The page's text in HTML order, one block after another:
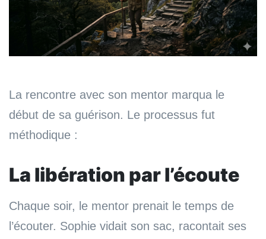
La rencontre avec son mentor marqua le
début de sa guérison. Le processus fut
méthodique :
La libération par l’écoute
Chaque soir, le mentor prenait le temps de
l’écouter. Sophie vidait son sac, racontait ses